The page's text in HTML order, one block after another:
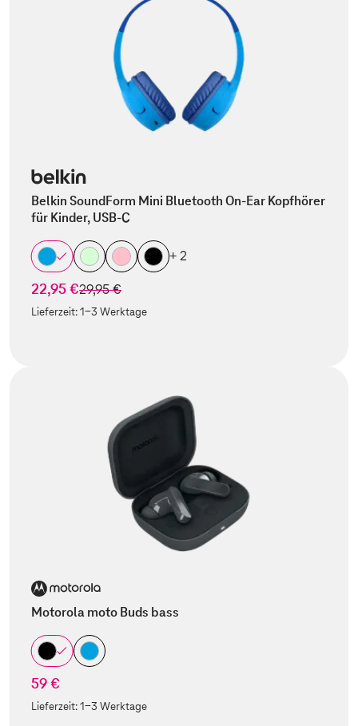
Belkin SoundForm Mini Bluetooth On-Ear Kopfhörer
für Kinder, USB-C
+ 2
22,95 €statt
29,95 €
Lieferzeit:1-3 Werktage
Motorola moto Buds bass
59 €
Lieferzeit:1-3 Werktage